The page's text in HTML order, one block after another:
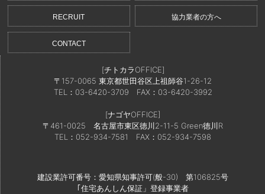
RECRUIT 協力業者の方へ
CONTACT
[チトカラOFFICE]
〒157-0065 東京都世田谷区上祖師谷1-26-12
TEL：03-6420-3709 FAX：03-6420-3992
[ナゴヤOFFICE]
〒461-0025 名古屋市東区徳川2-11-5 Green徳川R
TEL：052-934-7581
FAX：052-934-7598
建設業許可番号：愛知県知事許可(般-30) 第106825号
｢住宅あんしん保証」登録事業者